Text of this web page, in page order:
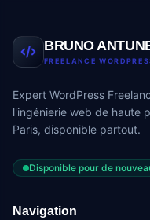
BRUNO
FREELANCE
Expert WordPress
l'ingénierie web de haute
Paris, disponible partout.
Disponible pour de
Navigation